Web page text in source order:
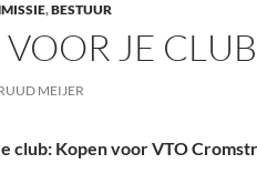
,BESTUUR
JE CLUB
MEIJER
club: Kopen voor VTO